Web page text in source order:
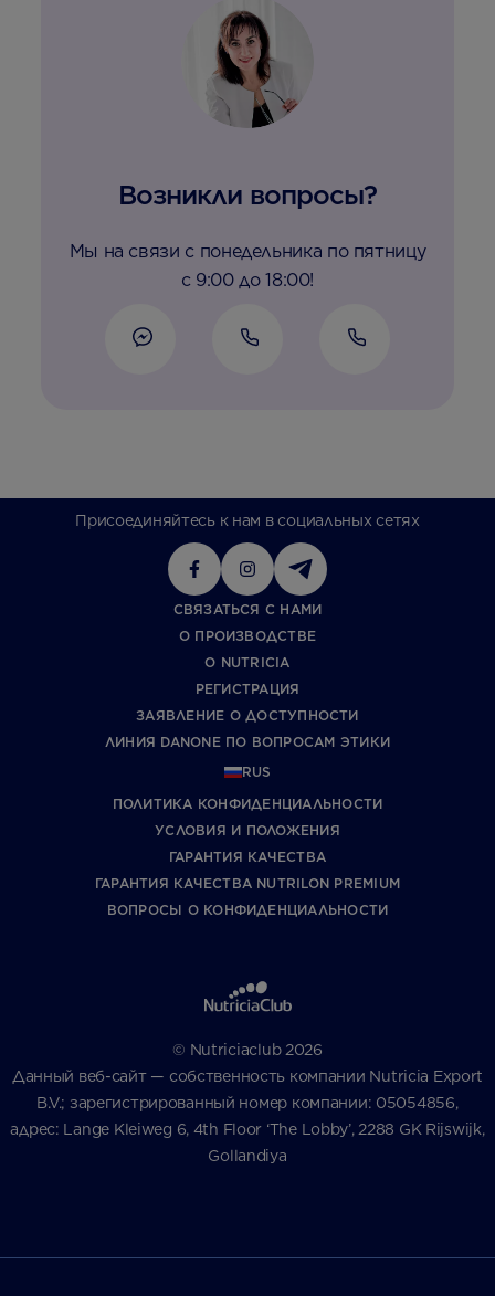
Возникли вопросы?
Мы на связи с понедельника по пятницу
с 9:00 до 18:00!
Присоединяйтесь к нам в социальных сетях
СВЯЗАТЬСЯ С НАМИ
О ПРОИЗВОДСТВЕ
О NUTRICIA
РЕГИСТРАЦИЯ
ЗАЯВЛЕНИЕ О ДОСТУПНОСТИ
ЛИНИЯ DANONE ПО ВОПРОСАМ ЭТИКИ
RUS
ПОЛИТИКА КОНФИДЕНЦИАЛЬНОСТИ
УCЛОВИЯ И ПОЛОЖЕНИЯ
ГАРАНТИЯ КАЧЕСТВА
ГАРАНТИЯ КАЧЕСТВА NUTRILON PREMIUM
ВОПРОСЫ О КОНФИДЕНЦИАЛЬНОСТИ
© Nutriciaclub 2026
Данный веб-сайт — собственность компании Nutricia Export
B.V.; зарегистрированный номер компании: 05054856,
адрес: Lange Kleiweg 6, 4th Floor ‘The Lobby’, 2288 GK Rijswijk,
Gollandiya